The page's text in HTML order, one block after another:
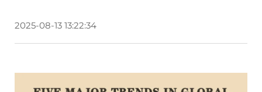
2025-08-13 13:22:34